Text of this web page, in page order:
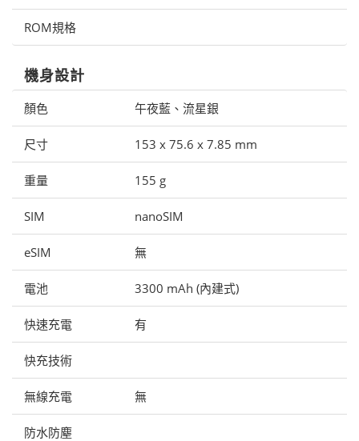
ROM規格
機身設計
顏色 午夜藍、流星銀
尺寸 153 x 75.6 x 7.85 mm
重量 155 g
SIM nanoSIM
eSIM 無
電池 3300 mAh (內建式)
快速充電 有
快充技術
無線充電 無
防水防塵